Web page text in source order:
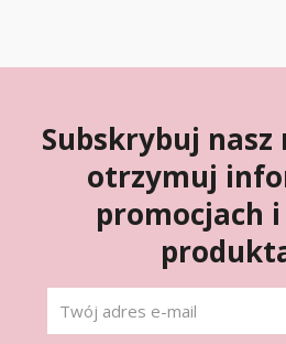
Subskrybuj
otrzymuj
promocjach